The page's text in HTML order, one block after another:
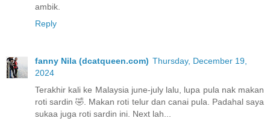
ambik.
Reply
fanny Nila (dcatqueen.com) Thursday, December 19,
2024
Terakhir kali ke Malaysia june-july lalu, lupa pula nak makan
roti sardin 🤣. Makan roti telur dan canai pula. Padahal saya
sukaa juga roti sardin ini. Next lah...